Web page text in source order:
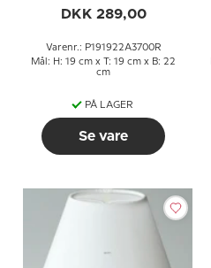
DKK 289,00
Varenr.: P191922A3700R
Mål: H: 19 cm x T: 19 cm x B: 22
cm
PÅ LAGER
Se vare